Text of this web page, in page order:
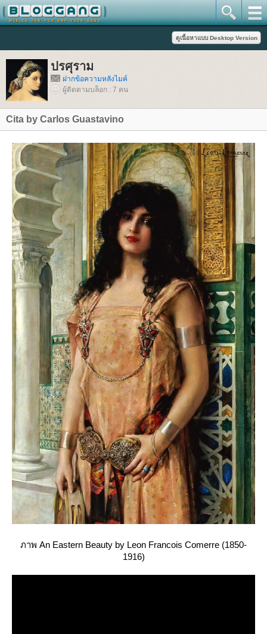
ปรศุราม
ฝากข้อความหลังไมค์
ผู้ติดตามบล็อก : 7 คน
Cita by Carlos Guastavino
ภาพ An Eastern Beauty by Leon Francois Comerre (1850-
1916)